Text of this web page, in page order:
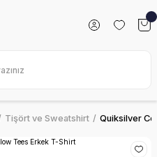
Tişört ve Sweatshirt Quiksilver